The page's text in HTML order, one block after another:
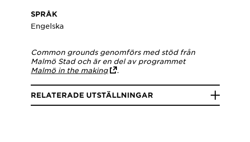
SPRÅK
Engelska
Common grounds genomförs med stöd från
Malmö Stad och är en del av programmet
Malmö in the making
.
RELATERADE UTSTÄLLNINGAR